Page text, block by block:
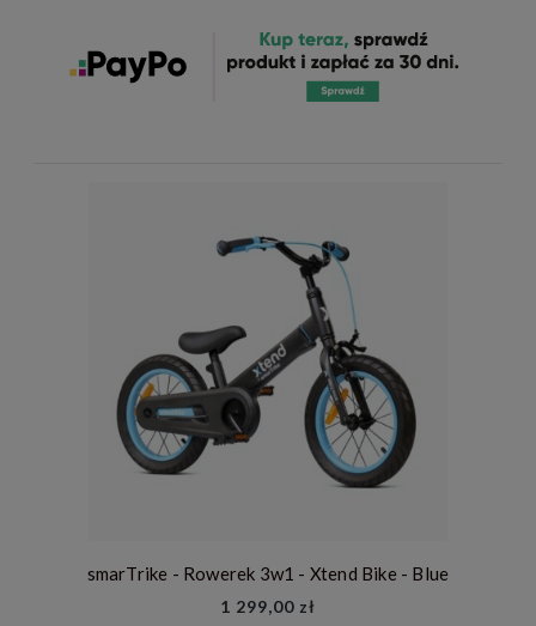
smarTrike - Rowerek 3w1 - Xtend Bike - Blue
1 299,00 zł